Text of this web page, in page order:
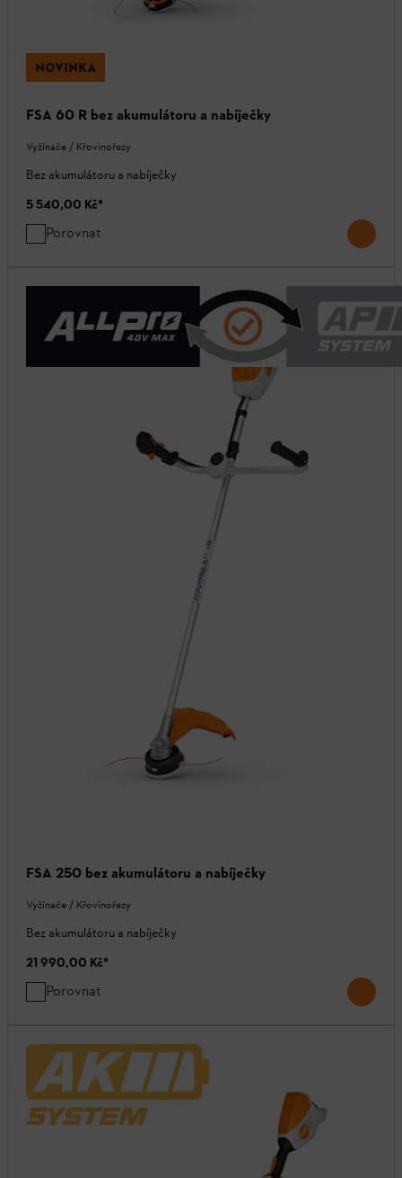
NOVINKA
FSA 60 R bez akumulátoru a nabíječky
Vyžínače / Křovinořezy
Bez akumulátoru a nabíječky
5 540,00 Kč*
Porovnat
FSA 250 bez akumulátoru a nabíječky
Vyžínače / Křovinořezy
Bez akumulátoru a nabíječky
21 990,00 Kč*
Porovnat